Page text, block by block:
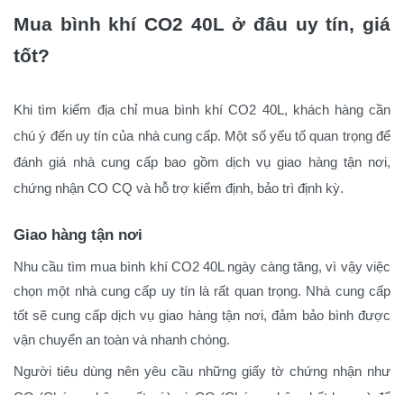
Mua bình khí CO2 40L ở đâu uy tín, giá
tốt?
Khi tìm kiếm địa chỉ mua bình khí CO2 40L, khách hàng cần
chú ý đến uy tín của nhà cung cấp. Một số yếu tố quan trọng để
đánh giá nhà cung cấp bao gồm dịch vụ giao hàng tận nơi,
chứng nhận CO CQ và hỗ trợ kiểm định, bảo trì định kỳ.
Giao hàng tận nơi
Nhu cầu tìm mua bình khí CO2 40L ngày càng tăng, vì vậy việc
chọn một nhà cung cấp uy tín là rất quan trọng. Nhà cung cấp
tốt sẽ cung cấp dịch vụ giao hàng tận nơi, đảm bảo bình được
vận chuyển an toàn và nhanh chóng.
Người tiêu dùng nên yêu cầu những giấy tờ chứng nhận như